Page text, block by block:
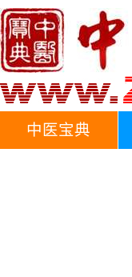
中医宝典